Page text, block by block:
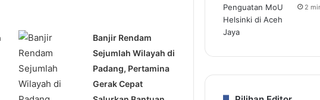
Banjir Rendam
Sejumlah Wilayah di
Padang, Pertamina
Gerak Cepat
2